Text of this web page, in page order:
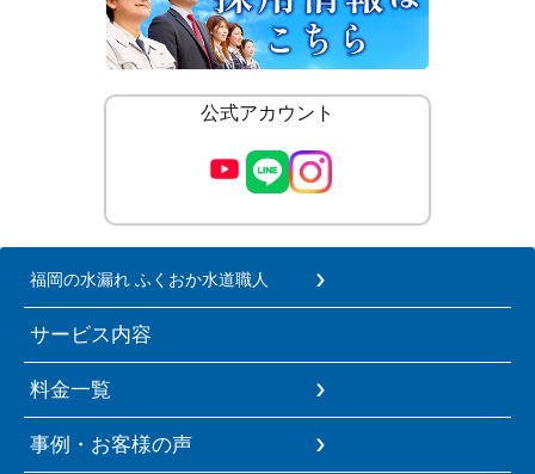
公式アカウント
福岡の水漏れ ふくおか水道職人
サービス内容
料金一覧
事例・お客様の声